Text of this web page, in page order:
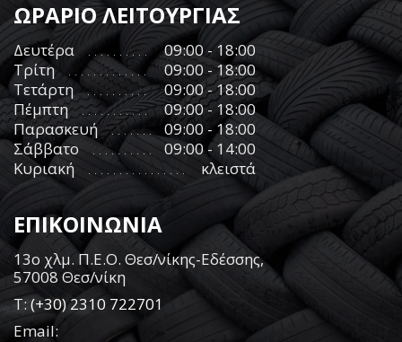
ΩΡΑΡΙΟ ΛΕΙΤΟΥΡΓΙΑΣ
Δευτέρα
09:00 - 18:00
Τρίτη
09:00 - 18:00
Τετάρτη
09:00 - 18:00
Πέμπτη
09:00 - 18:00
Παρασκευή
09:00 - 18:00
Σάββατο
09:00 - 14:00
Κυριακή
κλειστά
ΕΠΙΚΟΙΝΩΝΙΑ
13ο χλμ. Π.Ε.Ο. Θεσ/νίκης-Εδέσσης,
57008 Θεσ/νίκη
Τ:(+30) 2310 722701
Email: